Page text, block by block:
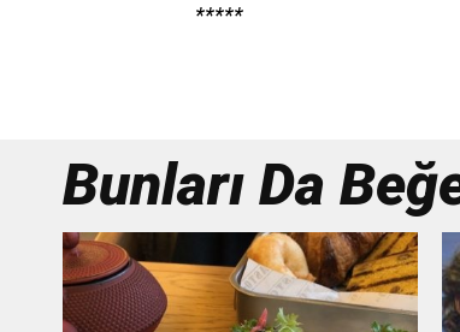
*****
Bunları Da